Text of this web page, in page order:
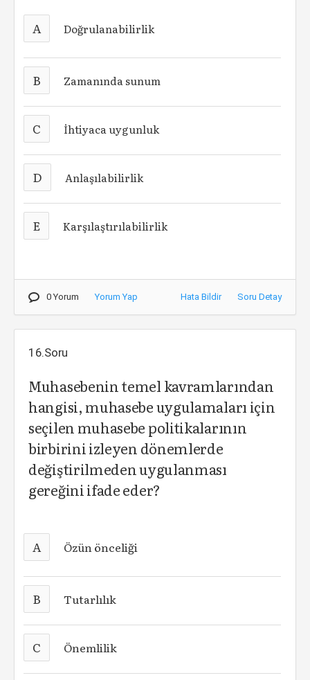
A Doğrulanabilirlik
B Zamanında sunum
C İhtiyaca uygunluk
D Anlaşılabilirlik
E Karşılaştırılabilirlik
0 Yorum Yorum Yap Hata Bildir Soru Detay
16.Soru
Muhasebenin temel kavramlarından
hangisi, muhasebe uygulamaları için
seçilen muhasebe politikalarının
birbirini izleyen dönemlerde
değiştirilmeden uygulanması
gereğini ifade eder?
A Özün önceliği
B Tutarlılık
C Önemlilik